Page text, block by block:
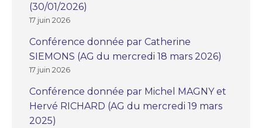
(30/01/2026)
17 juin 2026
Conférence donnée par Catherine
SIEMONS (AG du mercredi 18 mars 2026)
17 juin 2026
Conférence donnée par Michel MAGNY et
Hervé RICHARD (AG du mercredi 19 mars
2025)